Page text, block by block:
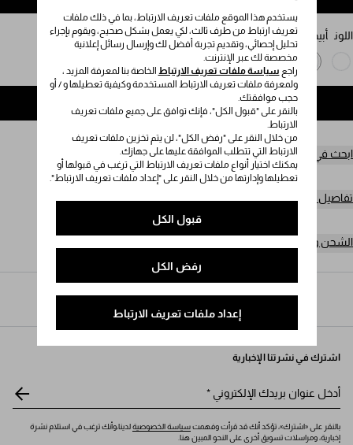
يستخدم هذا الموقع ملفات تعريف الارتباط، بما في ذلك ملفات
تعريف ارتباط من طرف ثالث، لكي يعمل بشكل صحيح، ويقوم بإجراء
تحليل إحصائي، وتقديم تجربة أفضل لك وإرسال رسائل إعلانية
مخصصة لك عبر الإنترنت.
راجع سياسة ملفات تعريف الارتباط الخاصة بنا لمعرفة المزيد ،
ولمعرفة ملفات تعريف الارتباط المستخدمة وكيفية تعطيلها و / أو
حجب موافقتك.
بالنقر على "قبول الكل"، فإنك توافق على جميع ملفات تعريف
الارتباط.
من خلال النقر على "رفض الكل"، لن يتم تخزين ملفات تعريف
الارتباط التي تتطلب الموافقة عليها على جهازك.
يمكنك اختيار أنواع ملفات تعريف الارتباط التي ترغب في قبولها أو
تعطيلها وإدارتها من خلال النقر على "إعداد ملفات تعريف الارتباط".
قبول الكل
رفض الكل
إعداد ملفات تعريف الارتباط
اللون أبيض
ابحث في المتجر
تفاصيل المنتج
الشحن وعمليات الإرجاع مجاناً
Prada
/ النساء / الأكسسوارات / شالات وأوشحة حريرية
اشترك في نشرتنا الإخبارية
أدخل عنوان بريدك الإلكتروني *
بالنقر على «اشترك»، تؤكد أنك قد قرأت وفهمتسياسة الخصوصيةلدينا،وأنك ترغب في استلام نشرة
إخبارية، ومراسلات تسويق أخرى على النحو المبين هنا.